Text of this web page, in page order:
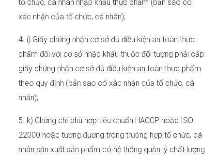
tổ chức, cá nhân nhập khẩu thực phẩm (bản sao có
xác nhận của tổ chức, cá nhân);
4. i) Giấy chứng nhận cơ sở đủ điều kiện an toàn thực
phẩm đối với cơ sở nhập khẩu thuộc đối tượng phải cấp
giấy chứng nhận cơ sở đủ điều kiện an toàn thực phẩm
theo quy định (bản sao có xác nhận của tổ chức, cá
nhân);
5. k) Chứng chỉ phù hợp tiêu chuẩn HACCP hoặc ISO
22000 hoặc tương đương trong trường hợp tổ chức, cá
nhân sản xuất sản phẩm có hệ thống quản lý chất lượng